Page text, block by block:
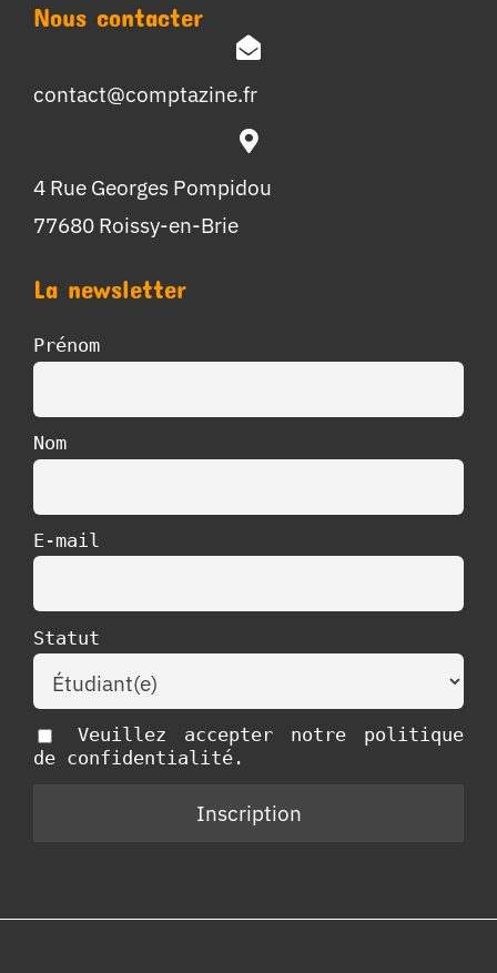
Nous contacter
contact@comptazine.fr
4 Rue Georges Pompidou
77680 Roissy-en-Brie
La newsletter
Prénom
Nom
E-mail
Statut
Veuillez accepter notre politique
de confidentialité.